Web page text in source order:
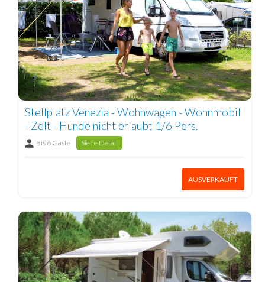
Stellplatz Venezia - Wohnwagen - Wohnmobil
- Zelt - Hunde nicht erlaubt 1/6 Pers.
Bis 6 Gäste Siehe Detail
AUSVERKAUFT